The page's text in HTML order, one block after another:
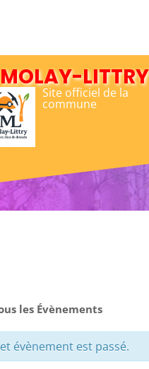
MOLAY-LITTRY
Site officiel de la
commune
les Évènements
évènement est passé.